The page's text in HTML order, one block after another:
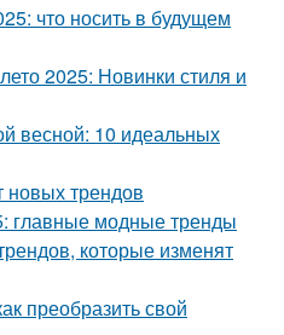
что носить в будущем
2025: Новинки стиля и
весной: 10 идеальных
новых трендов
главные модные тренды
которые изменят
преобразить свой